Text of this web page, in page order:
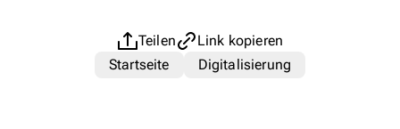
Teilen
Link kopieren
Startseite
Digitalisierung